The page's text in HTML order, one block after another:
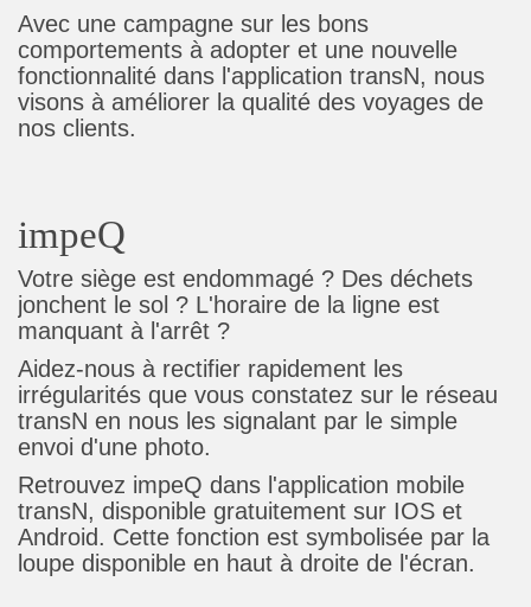
Avec une campagne sur les bons
comportements à adopter et une nouvelle
fonctionnalité dans l'application transN, nous
visons à améliorer la qualité des voyages de
nos clients.
impeQ
Votre siège est endommagé ? Des déchets
jonchent le sol ? L'horaire de la ligne est
manquant à l'arrêt ?
Aidez-nous à rectifier rapidement les
irrégularités que vous constatez sur le réseau
transN en nous les signalant par le simple
envoi d'une photo.
Retrouvez impeQ dans l'application mobile
transN, disponible gratuitement sur IOS et
Android. Cette fonction est symbolisée par la
loupe disponible en haut à droite de l'écran.